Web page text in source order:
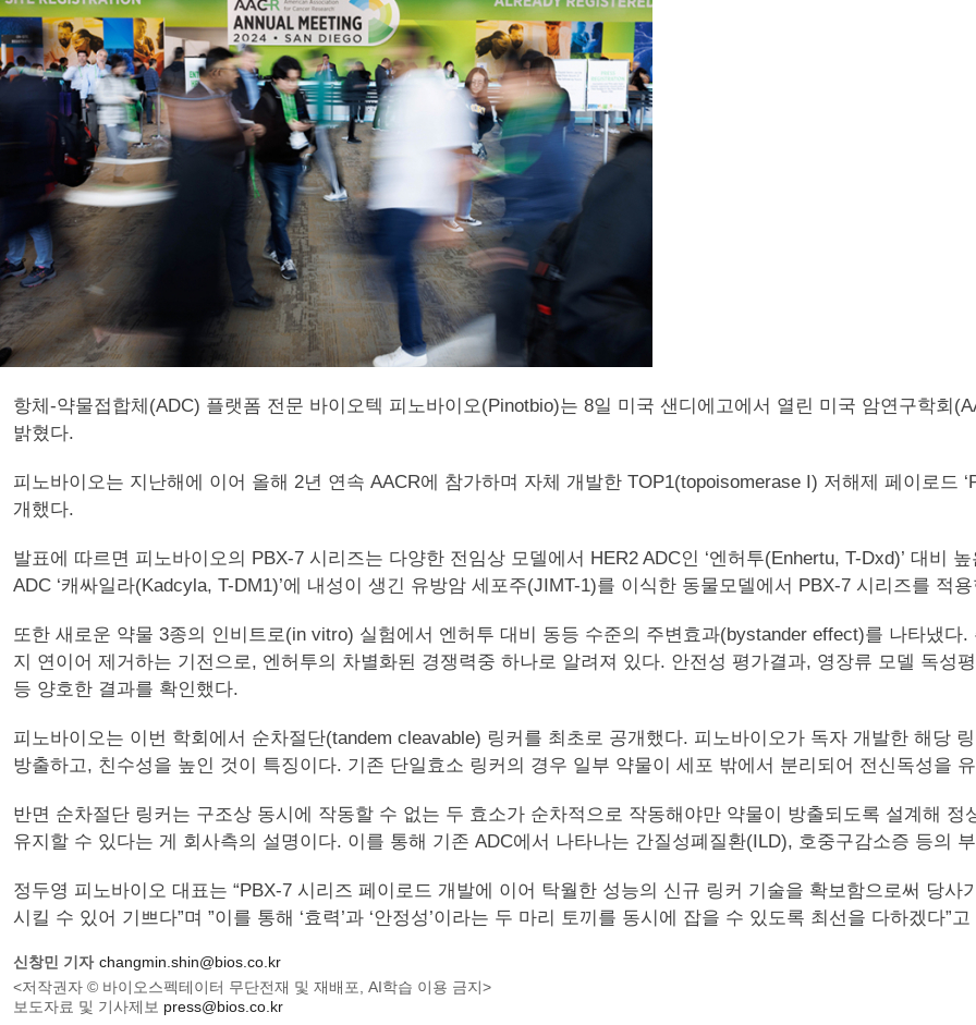
항체-약물접합체(ADC) 플랫폼 전문 바이오텍 피노바이오(Pinotbio)는 8일 미국 샌디에고에서 열린 미국 암연구학회
밝혔다.
피노바이오는 지난해에 이어 올해 2년 연속 AACR에 참가하며 자체 개발한 TOP1(topoisomerase I) 저해제 페이로드
개했다.
발표에 따르면 피노바이오의 PBX-7 시리즈는 다양한 전임상 모델에서 HER2 ADC인 ‘엔허투(Enhertu, T-Dxd)’ 대비
ADC ‘캐싸일라(Kadcyla, T-DM1)’에 내성이 생긴 유방암 세포주(JIMT-1)를 이식한 동물모델에서 PBX-7 시리즈를 적
또한 새로운 약물 3종의 인비트로(in vitro) 실험에서 엔허투 대비 동등 수준의 주변효과(bystander effect)를 나타냈
지 연이어 제거하는 기전으로, 엔허투의 차별화된 경쟁력중 하나로 알려져 있다. 안전성 평가결과, 영장류 모델 독성
등 양호한 결과를 확인했다.
피노바이오는 이번 학회에서 순차절단(tandem cleavable) 링커를 최초로 공개했다. 피노바이오가 독자 개발한 해당
방출하고, 친수성을 높인 것이 특징이다. 기존 단일효소 링커의 경우 일부 약물이 세포 밖에서 분리되어 전신독성을
반면 순차절단 링커는 구조상 동시에 작동할 수 없는 두 효소가 순차적으로 작동해야만 약물이 방출되도록 설계해
유지할 수 있다는 게 회사측의 설명이다. 이를 통해 기존 ADC에서 나타나는 간질성폐질환(ILD), 호중구감소증 등의
정두영 피노바이오 대표는 “PBX-7 시리즈 페이로드 개발에 이어 탁월한 성능의 신규 링커 기술을 확보함으로써 당
시킬 수 있어 기쁘다”며 ”이를 통해 ‘효력’과 ‘안정성’이라는 두 마리 토끼를 동시에 잡을 수 있도록 최선을 다하겠다”
신창민 기자 changmin.shin@bios.co.kr
<저작권자 © 바이오스펙테이터 무단전재 및 재배포, AI학습 이용 금지>
보도자료 및 기사제보 press@bios.co.kr